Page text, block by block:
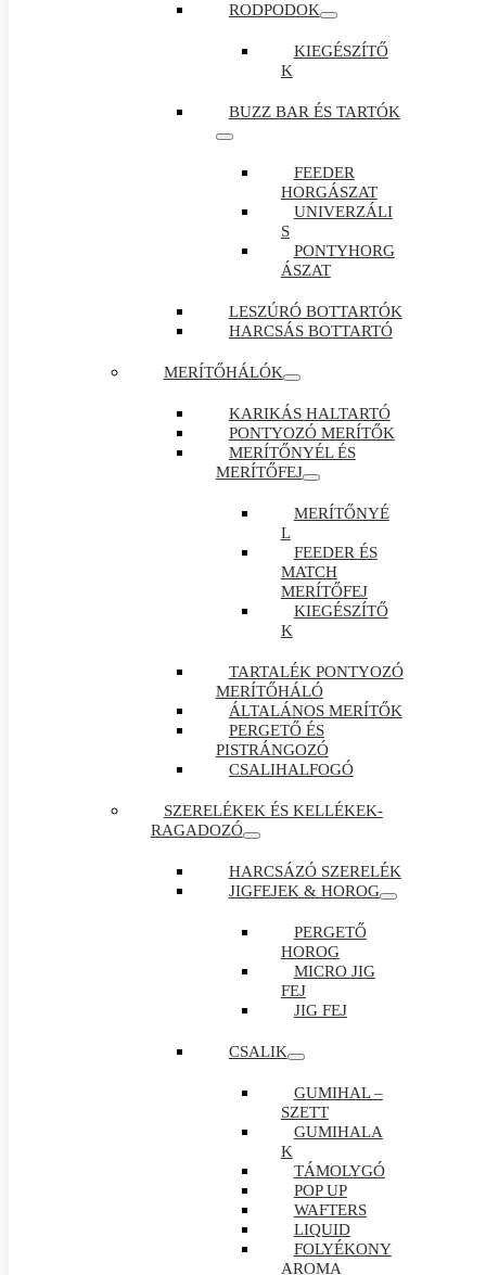
RODPODOK
KIEGÉSZÍTŐ
K
BUZZ BAR ÉS TARTÓK
FEEDER
HORGÁSZAT
UNIVERZÁLI
S
PONTYHORG
ÁSZAT
LESZÚRÓ BOTTARTÓK
HARCSÁS BOTTARTÓ
MERÍTŐHÁLÓK
KARIKÁS HALTARTÓ
PONTYOZÓ MERÍTŐK
MERÍTŐNYÉL ÉS
MERÍTŐFEJ
MERÍTŐNYÉ
L
FEEDER ÉS
MATCH
MERÍTŐFEJ
KIEGÉSZÍTŐ
K
TARTALÉK PONTYOZÓ
MERÍTŐHÁLÓ
ÁLTALÁNOS MERÍTŐK
PERGETŐ ÉS
PISTRÁNGOZÓ
CSALIHALFOGÓ
SZERELÉKEK ÉS KELLÉKEK-
RAGADOZÓ
HARCSÁZÓ SZERELÉK
JIGFEJEK & HOROG
PERGETŐ
HOROG
MICRO JIG
FEJ
JIG FEJ
CSALIK
GUMIHAL –
SZETT
GUMIHALA
K
TÁMOLYGÓ
POP UP
WAFTERS
LIQUID
FOLYÉKONY
AROMA